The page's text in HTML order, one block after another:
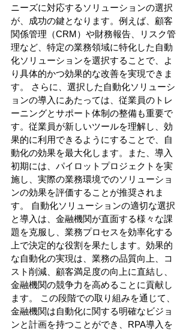
ニーズに対応するソリューションの選択
が、成功の鍵となります。例えば、顧客
関係管理（CRM）や財務報告、リスク管
理など、特定の業務領域に特化した自動
化ソリューションを選択することで、よ
り具体的かつ効果的な改善を実現できま
す。 さらに、選択した自動化ソリューシ
ョンの導入にあたっては、従業員のトレ
ーニングとサポート体制の整備も重要で
す。従業員が新しいツールを理解し、効
果的に利用できるようにすることで、自
動化の効果を最大化します。また、導入
初期には、パイロットプロジェクトを実
施し、実際の業務環境でのソリューショ
ンの効果を評価することが推奨されま
す。 自動化ソリューションの適切な選択
と導入は、金融機関が直面する様々な課
題を克服し、業務プロセスを効率化する
上で決定的な役割を果たします。効果的
な自動化の実現は、業務の品質向上、コ
スト削減、顧客満足度の向上に直結し、
金融機関の競争力を高めることに貢献し
ます。 この段階での取り組みを通じて、
金融機関は自動化に関する明確なビジョ
ンと計画を持つことができ、RPA導入を